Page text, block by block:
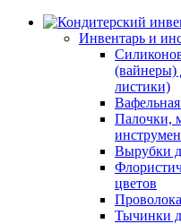
Инвентарь и
(вайнеры)
листики)
Палочки,
Вырубки
цветов
Тычинки